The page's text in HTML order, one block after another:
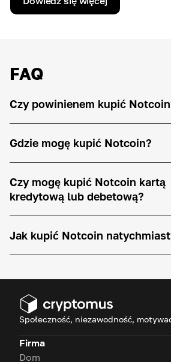
FAQ
Czy powinienem kupić
Gdzie mogę kupić Notcoin?
Czy mogę kupić Notcoin kartą
kredytową lub debetową?
Jak kupić Notcoin
Społeczność, niezawodność,
Firma
Dom